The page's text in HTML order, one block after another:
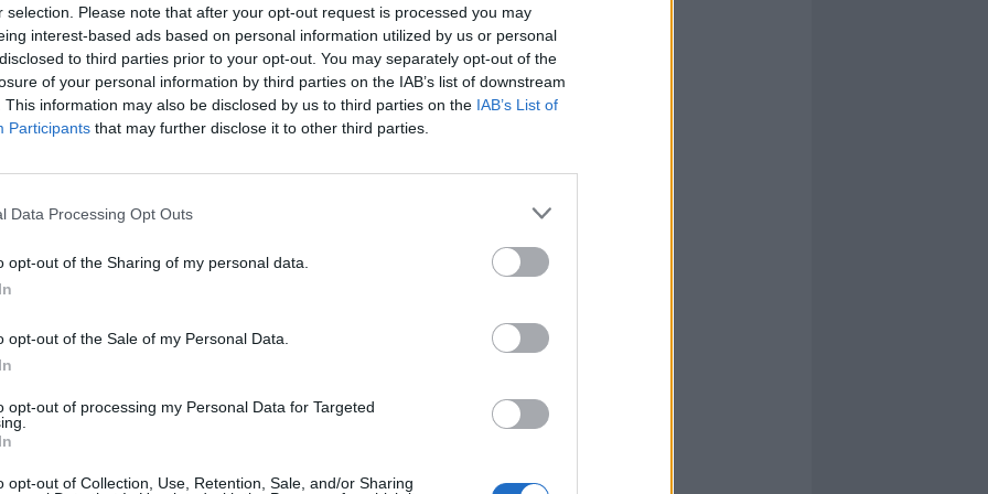
selection. Please note that after your opt-out request is processed you may
interest-based ads based on personal information utilized by us or personal
to third parties prior to your opt-out. You may separately opt-out of the
of your personal information by third parties on the IAB’s list of downstream
This information may also be disclosed by us to third parties on the IAB’s List of
Participants that may further disclose it to other third parties.
Data Processing Opt Outs
opt-out of the Sharing of my personal data.
opt-out of the Sale of my Personal Data.
opt-out of processing my Personal Data for Targeted
opt-out of Collection, Use, Retention, Sale, and/or Sharing
basi militari statunitensi nella regione
inoltre la fine delle ostilità su tutti i
Completano la lista la richiesta di un
di persone legate a media considerati
Il funzionario ha aggiunto che proposte
ha ribadito che le condizioni iraniane
prese in seria considerazione.